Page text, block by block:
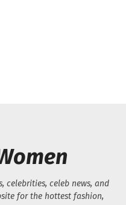
celebrities, celeb news, and
for the hottest fashion,